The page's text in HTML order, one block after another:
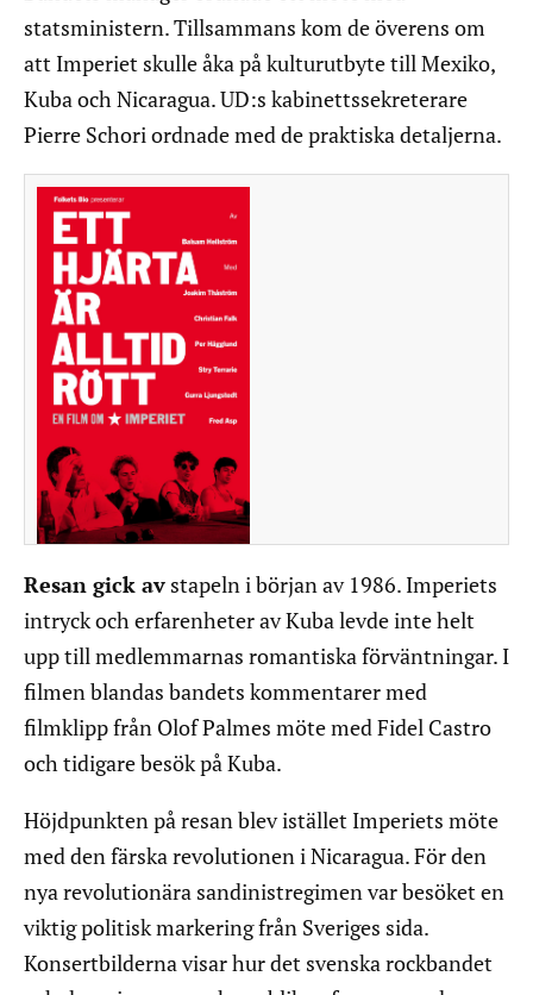
statsministern. Tillsammans kom de överens om
att Imperiet skulle åka på kulturutbyte till Mexiko,
Kuba och Nicaragua. UD:s kabinettssekreterare
Pierre Schori ordnade med de praktiska detaljerna.
Resan gick av stapeln i början av 1986. Imperiets
intryck och erfarenheter av Kuba levde inte helt
upp till medlemmarnas romantiska förväntningar. I
filmen blandas bandets kommentarer med
filmklipp från Olof Palmes möte med Fidel Castro
och tidigare besök på Kuba.
Höjdpunkten på resan blev istället Imperiets möte
med den färska revolutionen i Nicaragua. För den
nya revolutionära sandinistregimen var besöket en
viktig politisk markering från Sveriges sida.
Konsertbilderna visar hur det svenska rockbandet